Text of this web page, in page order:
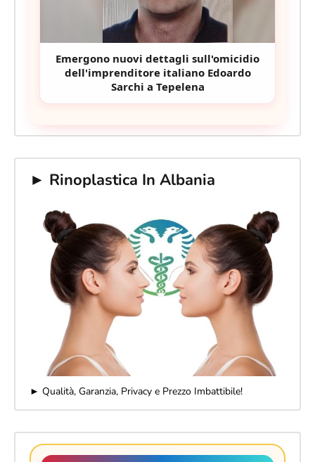
Emergono nuovi dettagli sull'omicidio
dell'imprenditore italiano Edoardo
Sarchi a Tepelena
► Rinoplastica In Albania
► Qualità, Garanzia, Privacy e Prezzo Imbattibile!